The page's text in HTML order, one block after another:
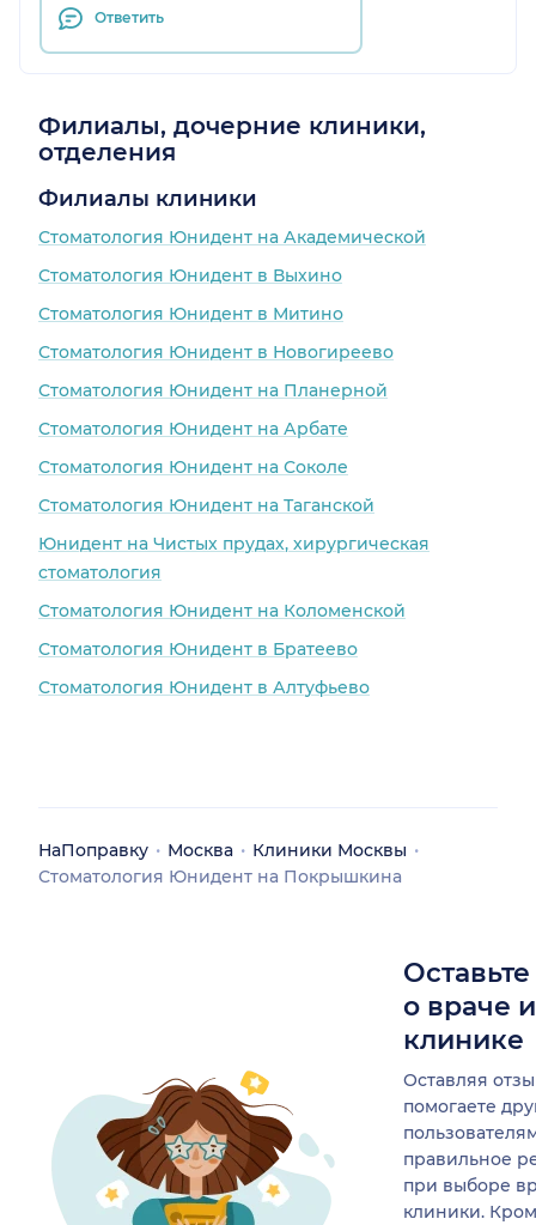
Ответить
Филиалы, дочерние клиники,
отделения
Филиалы клиники
Стоматология Юнидент на Академической
Стоматология Юнидент в Выхино
Стоматология Юнидент в Митино
Стоматология Юнидент в Новогиреево
Стоматология Юнидент на Планерной
Стоматология Юнидент на Арбате
Стоматология Юнидент на Соколе
Стоматология Юнидент на Таганской
Юнидент на Чистых прудах, хирургическая
стоматология
Стоматология Юнидент на Коломенской
Стоматология Юнидент в Братеево
Стоматология Юнидент в Алтуфьево
НаПоправку Москва
Клиники Москвы
Стоматология Юнидент на Покрышкина
о враче
клинике
Оставляя
помогаете
правильное
при выборе
клиники.